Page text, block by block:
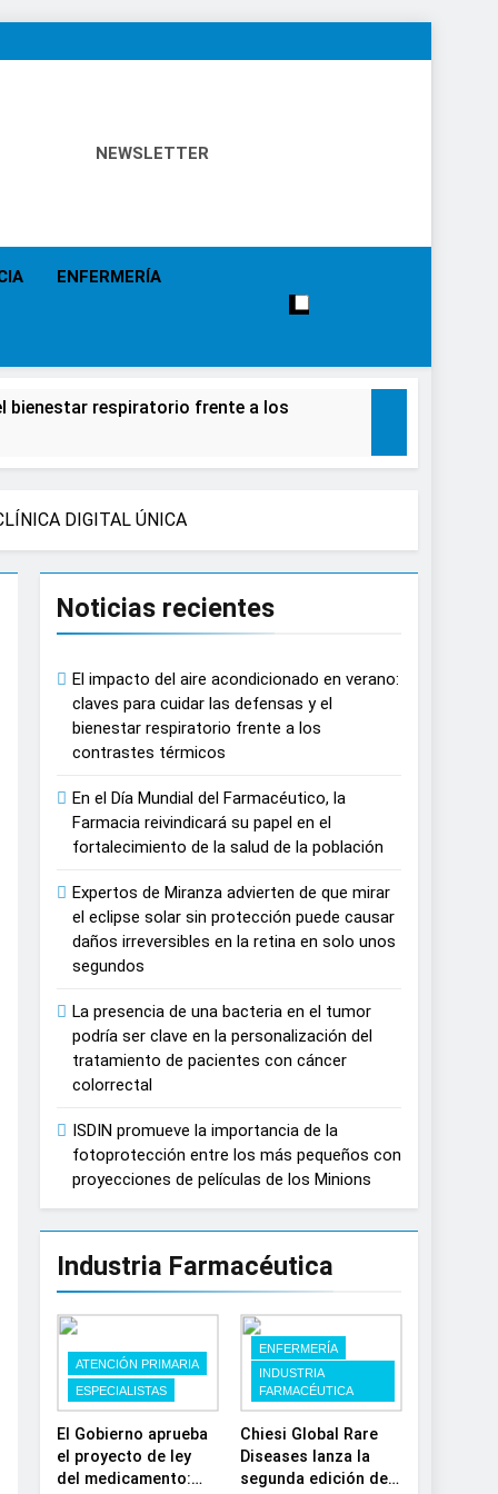
NEWSLETTER
ENFERMERÍA
bienestar respiratorio frente a los
tratamiento de pacientes con cáncer
proyecciones de películas de los
lactante
playas y otros espacios al aire
estratégica y modernización
muscular del deportista
DIGITAL ÚNICA
Noticias recientes
El impacto del aire acondicionado en verano:
claves para cuidar las defensas y el
bienestar respiratorio frente a los
contrastes térmicos
En el Día Mundial del Farmacéutico, la
Farmacia reivindicará su papel en el
fortalecimiento de la salud de la población
Expertos de Miranza advierten de que mirar
el eclipse solar sin protección puede causar
daños irreversibles en la retina en solo unos
segundos
La presencia de una bacteria en el tumor
podría ser clave en la personalización del
tratamiento de pacientes con cáncer
colorrectal
ISDIN promueve la importancia de la
fotoprotección entre los más pequeños con
proyecciones de películas de los Minions
Industria Farmacéutica
ATENCIÓN PRIMARIA
ESPECIALISTAS
El Gobierno aprueba
el proyecto de ley
del medicamento:
ENFERMERÍA
INDUSTRIA
FARMACÉUTICA
Chiesi Global Rare
Diseases lanza la
segunda edición de